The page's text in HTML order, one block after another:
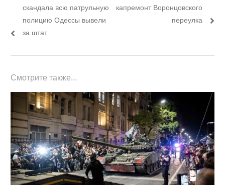
записям
пост:
скандала всю патрульную
полицию Одессы вывели
за штат
пост:
капремонт Воронцовского
переулка
Смотрите также...